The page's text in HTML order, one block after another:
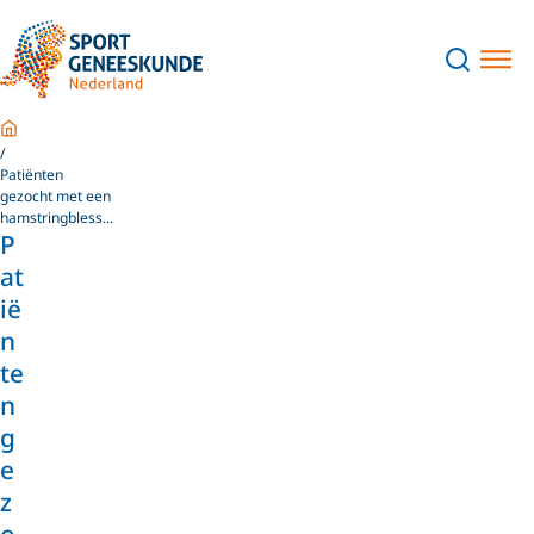
Home
Patiënten
gezocht met een
hamstringbless...
P
at
ië
n
te
n
g
e
z